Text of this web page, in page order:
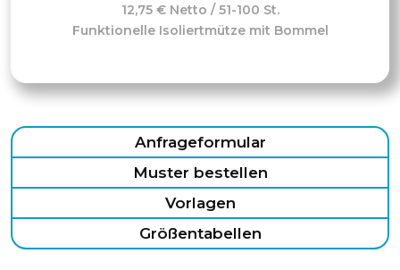
12,75 € Netto / 51-100 St.
Funktionelle Isoliertmütze mit Bommel
Anfrageformular
Muster bestellen
Vorlagen
Größentabellen